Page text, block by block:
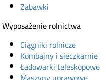
Zabawki
Wyposażenie rolnictwa
Ciągniki rolnicze
Kombajny i sieczkarnie
Ładowarki teleskopowe